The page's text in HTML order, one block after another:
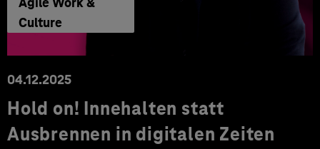
Culture
04.12.2025
Hold on! Innehalten statt
Ausbrennen in digitalen Zeiten